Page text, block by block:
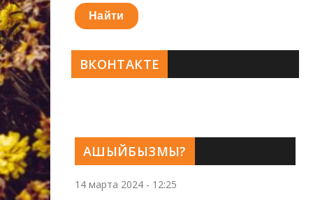
АШЫЙБЫЗМЫ?
14 марта 2024 - 12:25
Найти
ВКОНТАКТЕ